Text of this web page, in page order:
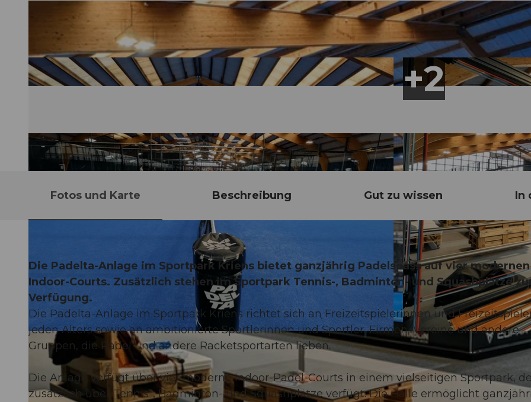
© Padelta AG | © Padelta AG |
Fotos und Karte Beschreibung Gut zu wissen In
Die Padelta-Anlage im Sportpark Kriens bietet ganzjährig Padelspass auf vier modernen
Indoor-Courts. Zusätzlich stehen im Sportpark Tennis-, Badminton- und Squashplätze
Verfügung.
Die Padelta-Anlage im Sportpark Kriens richtet sich an Freizeitspielerinnen und
jeden Alters sowie an ambitionierte Sportlerinnen und Sportler, Firmen, Vereine und andere
Gruppen, die Padel und andere Racketsportarten lieben.
Die Anlage verfügt über vier moderne Indoor-Padel-Courts in einem vielseitigen Sportpark,
zusätzlich über Tennis-, Badminton- und Squashplätze verfügt. Die Halle ermöglicht